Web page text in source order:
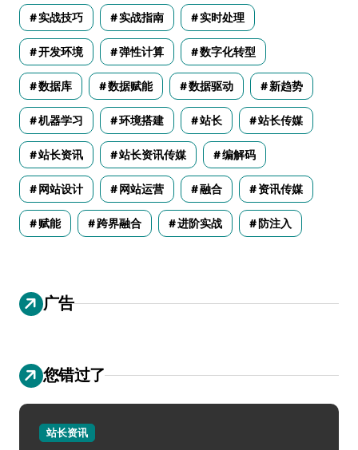
实战技巧 实战指南 实时处理
开发环境 弹性计算 数字化转型
数据库 数据赋能 数据驱动 新趋势
机器学习 环境搭建 站长 站长传媒
站长资讯 站长资讯传媒 编解码
网站设计 网站运营 融合 资讯传媒
赋能 跨界融合 进阶实战 防注入
广告
您错过了
站长资讯